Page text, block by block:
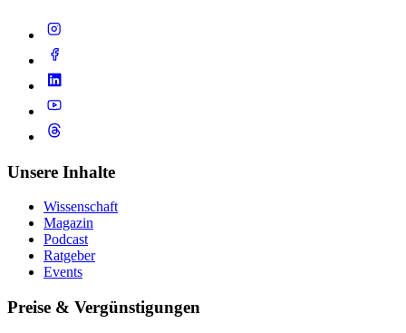
Unsere Inhalte
Wissenschaft
Magazin
Podcast
Ratgeber
Events
Preise & Vergünstigungen